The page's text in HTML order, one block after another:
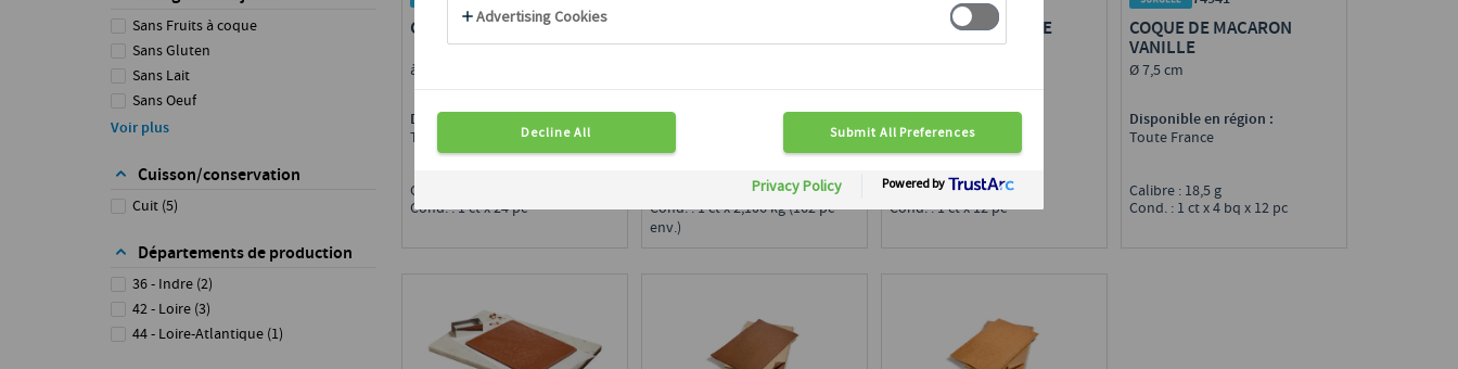
Sans Fruits à coque
Sans Gluten
Sans Lait
Sans Oeuf
Sans Soja
Voir plus
Cuisson/conservation
Cuit (5)
Départements de production
36 - Indre (2)
42 - Loire (3)
44 - Loire-Atlantique (1)
GROS CHOU PÂTISSIER
à garnir
Disponible en région :
Toute France
Calibre : 40 g
Cond. : 1 ct x 24 pc
BEURRE
Disponible en région :
Calibre : 13 g env.
Cond. : 1 ct x 2,106 kg (162 pc
env.)
PLAQUE DE GÉNOISE
NATURE
Disponible en région :
Toute France
Calibre : 350 g
Cond. : 1 ct x 12 pc
COQUE DE MACARON
VANILLE
Ø 7,5 cm
Disponible en région :
Toute France
Calibre : 18,5 g
Cond. : 1 ct x 4 bq x 12 pc